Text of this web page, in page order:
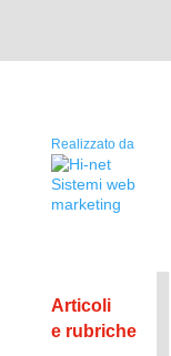
Realizzato da
Articoli
e rubriche
I